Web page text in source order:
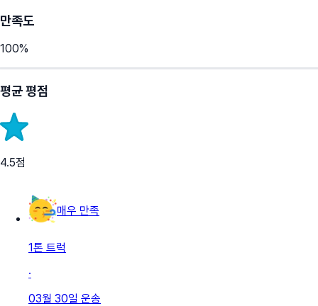
만족도
100%
평균 평점
4.5점
매우 만족
1톤 트럭
·
03월 30일 운송